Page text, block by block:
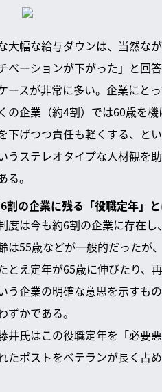
大幅な給与ダウンは、当然な
ベーションが下がった」と回
ースが非常に多い。企業にと
の企業（約4割）では60歳を
下げつつ責任も軽くする、と
うステレオタイプな人材観を
る。
割の企業に残る「役職定年」
度は今も約6割の企業に存在
は55歳などが一般的だったが
とえ定年が65歳に伸びたり、
う企業の明確な意思を示すも
ずかである。
井氏はこの役職定年を「必要
たポストをベテランが長く占